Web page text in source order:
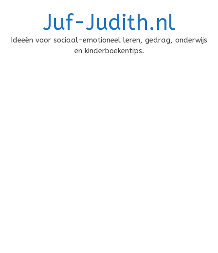
Juf-Judith.nl
Ideeën voor sociaal-emotioneel leren, gedrag, onderwijs
en kinderboekentips.